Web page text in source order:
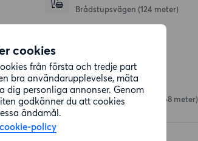
cookies
från första och tredje part
bra användarupplevelse, mäta
dig personliga annonser. Genom
godkänner du att cookies
ändamål.
policy
Brådstupsvägen (124 meter)
Affärer
Coop Mälarhöjden
Hägerstensvägen 331 (368 meter)